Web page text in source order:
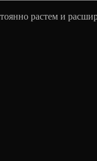
растем и